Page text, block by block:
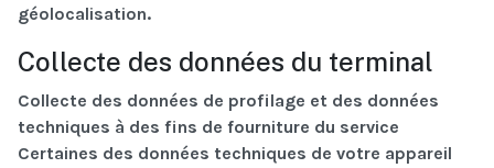
géolocalisation.
Collecte des données du terminal
Collecte des données de profilage et des données
techniques à des fins de fourniture du service
Certaines des données techniques de votre appareil